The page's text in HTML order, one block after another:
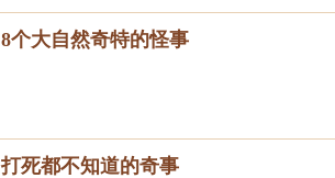
8个大自然奇特的怪事
打死都不知道的奇事